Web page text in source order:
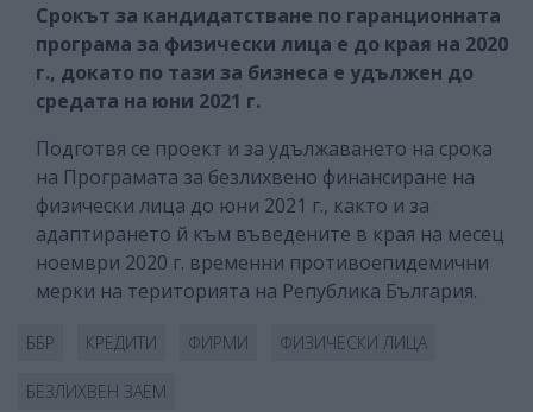
Срокът за кандидатстване по гаранционната
програма за физически лица е до края на 2020
г., докато по тази за бизнеса е удължен до
средата на юни 2021 г.
Подготвя се проект и за удължаването на срока
на Програмата за безлихвено финансиране на
физически лица до юни 2021 г., както и за
адаптирането й към въведените в края на месец
ноември 2020 г. временни противоепидемични
мерки на територията на Република България.
ББР КРЕДИТИ ФИРМИ ФИЗИЧЕСКИ ЛИЦА
БЕЗЛИХВЕН ЗАЕМ